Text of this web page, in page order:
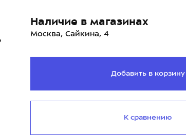
Наличие в магазинах
Москва, Сайкина, 4
Добавить в корзину
К сравнению